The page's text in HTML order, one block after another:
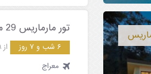
تور مارماریس 29 مرداد 1405
۶ شب و ۷ روز از ۲۹ مرداد ۱۴۰۵
معراج